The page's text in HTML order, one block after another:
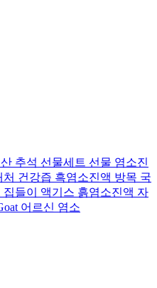
추석 선물세트 선물 염소진
건강즙 흑염소진액 방목 국
들이 액기스 흙염소진액 자
어르신 염소